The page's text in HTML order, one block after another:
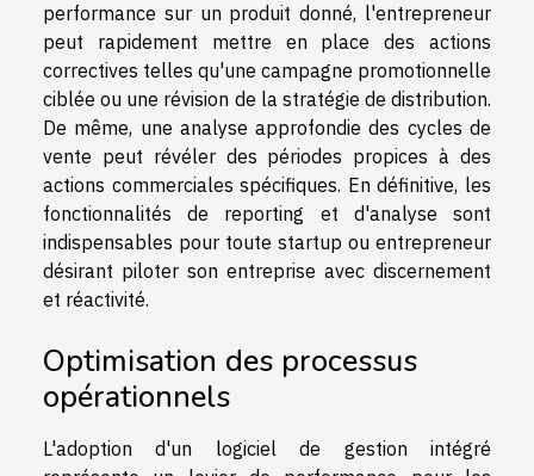
performance sur un produit donné, l'entrepreneur
peut rapidement mettre en place des actions
correctives telles qu'une campagne promotionnelle
ciblée ou une révision de la stratégie de distribution.
De même, une analyse approfondie des cycles de
vente peut révéler des périodes propices à des
actions commerciales spécifiques. En définitive, les
fonctionnalités de reporting et d'analyse sont
indispensables pour toute startup ou entrepreneur
désirant piloter son entreprise avec discernement
et réactivité.
Optimisation des processus
opérationnels
L'adoption d'un logiciel de gestion intégré